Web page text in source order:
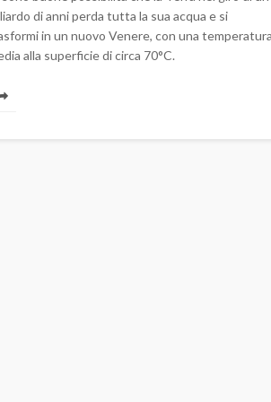
di anni perda tutta la sua acqua e si
in un nuovo Venere, con una
alla superficie di circa 70°C.